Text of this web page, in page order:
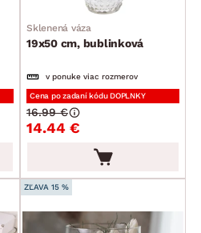
Sklenená váza
19x50 cm, bublinková
v ponuke viac rozmerov
Cena po zadaní kódu DOPLNKY
14.44 €
16.99 €
ZĽAVA 15 %